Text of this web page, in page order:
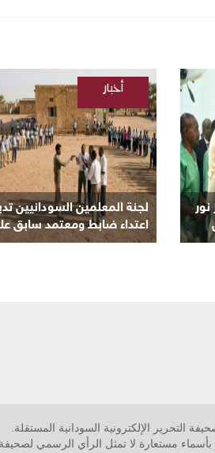
لجنة المعلمين السودانيين
اعتداء ضابط ومعتمد سابق
معلم بمدرسة في كرري
أخبار
/
السودانية
التحرير الإلكترونية السودانية المستقلة.
مستعارة لا تمثل الرأي الرسمي لصحيفة